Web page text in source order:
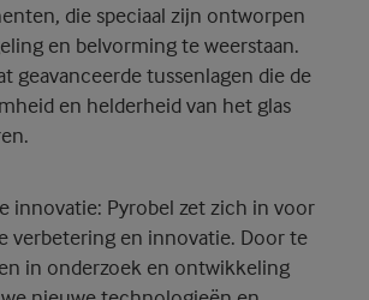
die speciaal zijn ontworpen
en belvorming te weerstaan.
geavanceerde tussenlagen die de
en helderheid van het glas
innovatie: Pyrobel zet zich in voor
verbetering en innovatie. Door te
in onderzoek en ontwikkeling